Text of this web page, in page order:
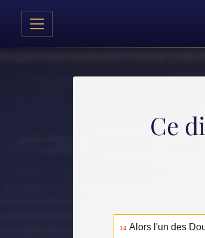
Ce
14 Alors l'un des